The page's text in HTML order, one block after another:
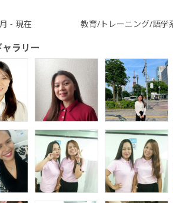
職種別英会話
ワーホリ英会
話 基礎
ワーホリ英会
話 実践
- 現在 教育/トレーニング/語
ラリー